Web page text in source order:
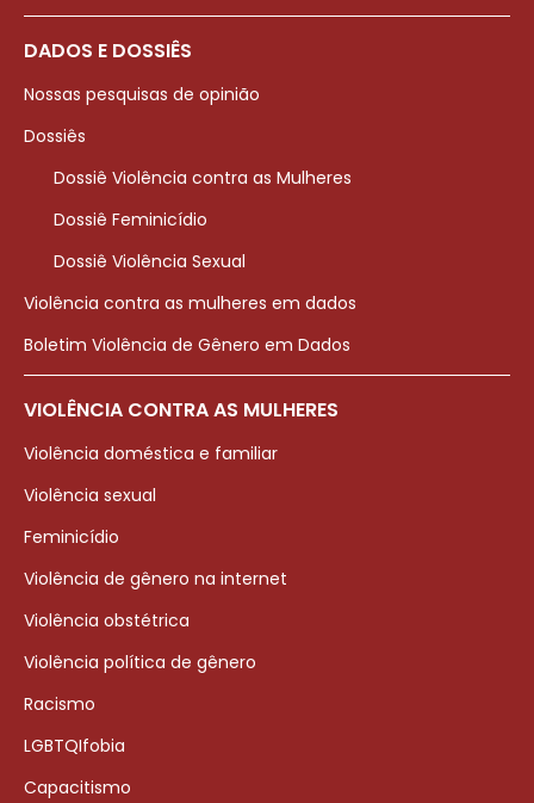
DADOS E DOSSIÊS
Nossas pesquisas de opinião
Dossiês
Dossiê Violência contra as Mulheres
Dossiê Feminicídio
Dossiê Violência Sexual
Violência contra as mulheres em dados
Boletim Violência de Gênero em Dados
VIOLÊNCIA CONTRA AS MULHERES
Violência doméstica e familiar
Violência sexual
Feminicídio
Violência de gênero na internet
Violência obstétrica
Violência política de gênero
Racismo
LGBTQIfobia
Capacitismo